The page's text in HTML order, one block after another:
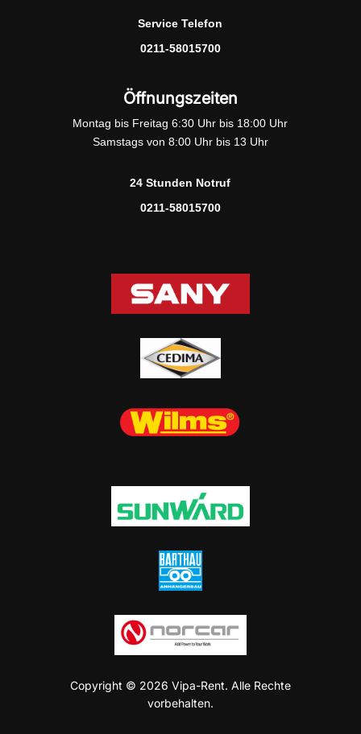
Service Telefon
0211-58015700
Öffnungszeiten
Montag bis Freitag 6:30 Uhr bis 18:00 Uhr
Samstags von 8:00 Uhr bis 13 Uhr
24 Stunden Notruf
0211-58015700
Copyright © 2026 Vipa-Rent. Alle Rechte
vorbehalten.